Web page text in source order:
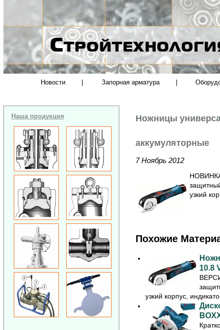
Новости Запорная арматура
Наша продукция Ножницы
аккумуляторные
7 Ноябрь 2012
узкий
Похожие
10.8
узкий корпус,